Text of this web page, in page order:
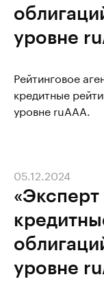
уровне
Рейтинговое
кредитные
уровне ruAAA.
уровне
05.12.2024